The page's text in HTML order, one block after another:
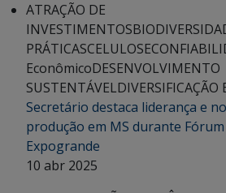
ATRAÇÃO DE
INVESTIMENTOS
PRÁTICASCELULOSE
EconômicoDESENVOLVIMENTO
SUSTENTÁVELDIVERSIFICAÇÃO
Secretário destaca liderança e
produção em MS durante
Expogrande
10 abr 2025